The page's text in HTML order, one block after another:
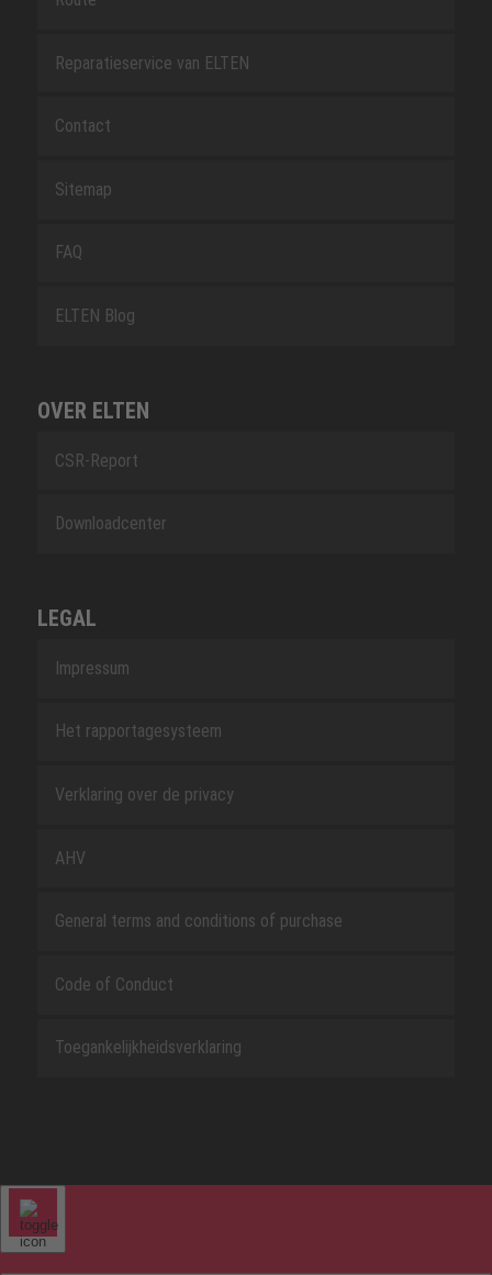
Reparatieservice van ELTEN
Contact
Sitemap
FAQ
ELTEN Blog
OVER ELTEN
CSR-Report
Downloadcenter
LEGAL
Impressum
Het rapportagesysteem
Verklaring over de privacy
AHV
General terms and conditions of purchase
Code of Conduct
Toegankelijkheidsverklaring